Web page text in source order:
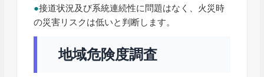
●接道状況及び系統連続性に問題はなく、火災時
の災害リスクは低いと判断します。
地域危険度調査